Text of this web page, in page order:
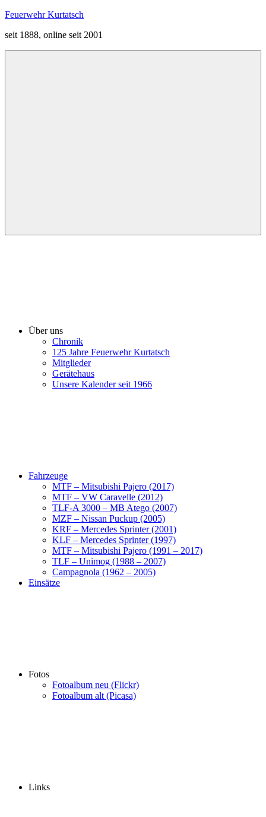
Zum
springen
Feuerwehr Kurtatsch
seit 1888, online seit 2001
Über uns
Chronik
125 Jahre Feuerwehr Kurtatsch
Mitglieder
Gerätehaus
Unsere Kalender seit 1966
Fahrzeuge
MTF – Mitsubishi Pajero (2017)
MTF – VW Caravelle (2012)
TLF-A 3000 – MB Atego (2007)
MZF – Nissan Puckup (2005)
KRF – Mercedes Sprinter (2001)
KLF – Mercedes Sprinter (1997)
MTF – Mitsubishi Pajero (1991 – 2017)
TLF – Unimog (1988 – 2007)
Campagnola (1962 – 2005)
Einsätze
Fotos
Fotoalbum neu (Flickr)
Fotoalbum alt (Picasa)
Links